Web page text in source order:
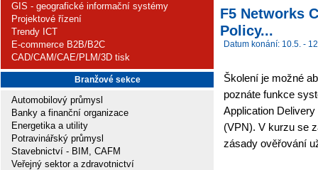
GIS - geografické informační systémy
Projektové řízení
Trendy ICT
E-commerce B2B/B2C
CAD/CAM/CAE/PLM/3D tisk
Branžové sekce
Automobilový průmysl
Banky a finanční organizace
Energetika a utility
Potravinářský průmysl
Stavebnictví - BIM, CAFM
Veřejný sektor a zdravotnictví
F5 Networks
Policy...
Datum konání: 10.5. -
Školení je možné
poznáte funkce
Application
(VPN). V kurzu se
zásady ověřování